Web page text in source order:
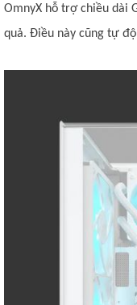
OmnyX hỗ trợ chiều dài
quả. Điều này cũng tự